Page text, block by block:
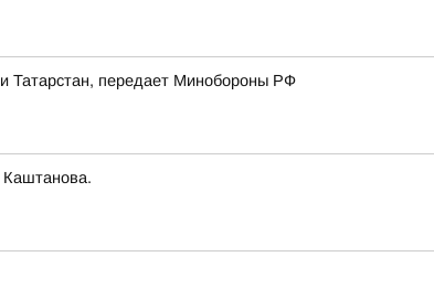
Татарстан, передает Минобороны РФ
Каштанова.